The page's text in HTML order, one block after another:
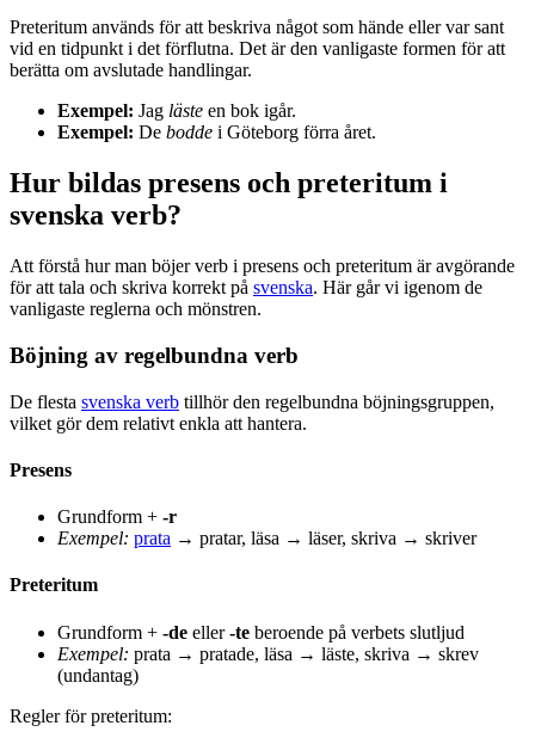
Preteritum används för att beskriva något som hände eller var sant
vid en tidpunkt i det förflutna. Det är den vanligaste formen för att
berätta om avslutade handlingar.
Exempel: Jag läste en bok igår.
Exempel: De bodde i Göteborg förra året.
Hur bildas presens och preteritum i
svenska verb?
Att förstå hur man böjer verb i presens och preteritum är avgörande
för att tala och skriva korrekt på svenska. Här går vi igenom de
vanligaste reglerna och mönstren.
Böjning av regelbundna verb
De flesta svenska verb tillhör den regelbundna böjningsgruppen,
vilket gör dem relativt enkla att hantera.
Presens
Grundform + -r
Exempel: prata → pratar, läsa → läser, skriva → skriver
Preteritum
Grundform + -de eller-te beroende på verbets slutljud
Exempel: prata → pratade, läsa → läste, skriva → skrev
(undantag)
Regler för preteritum: